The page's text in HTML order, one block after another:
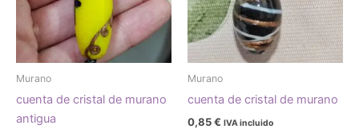
Murano
cuenta de cristal de murano
antigua
Murano
cuenta de cristal de murano
0,85€ IVA incluido